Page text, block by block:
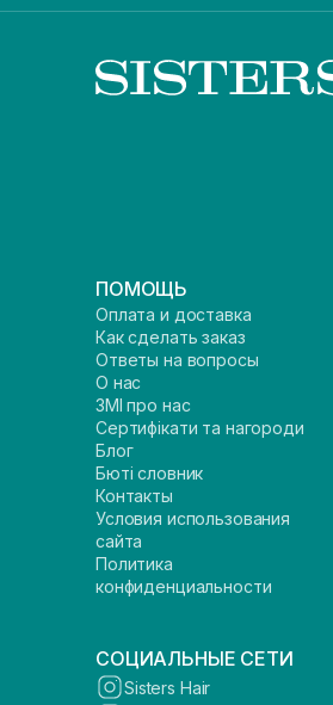
ПОМОЩЬ
Оплата и доставка
Как сделать заказ
Ответы на вопросы
О нас
ЗМІ про нас
Сертифікати та нагороди
Блог
Бюті словник
Контакты
Условия использования
сайта
Политика
конфиденциальности
СОЦИАЛЬНЫЕ СЕТИ
Sisters Hair